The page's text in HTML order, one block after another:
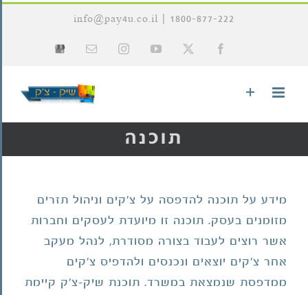
1800-877-222
info@pay4u.co.il
Facebook
YouTube
InstagramכתובתGoogle
תוכנה
מידע על תוכנה להדפסה על צ'קים וניהול תזרים
מזומנים בעסק. תוכנה זו מיועדת לעסקים וחברות
אשר רוצים לעבוד בצורה מסודרת, לנהל מעקב
אחר צ'קים יוצאים ונכנסים ולהדפיס צ'קים
ממדפסת שנמצאת במשרד. תוכנת שיק-צ'ק קיימת